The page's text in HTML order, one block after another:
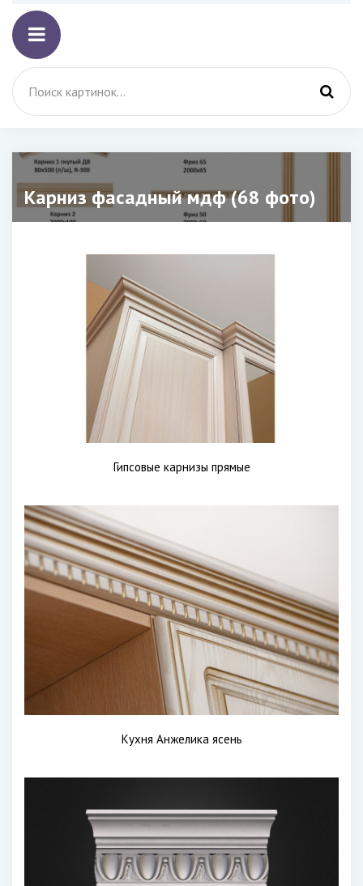
Карниз фасадный мдф (68 фото)
Гипсовые карнизы прямые
Кухня Анжелика ясень